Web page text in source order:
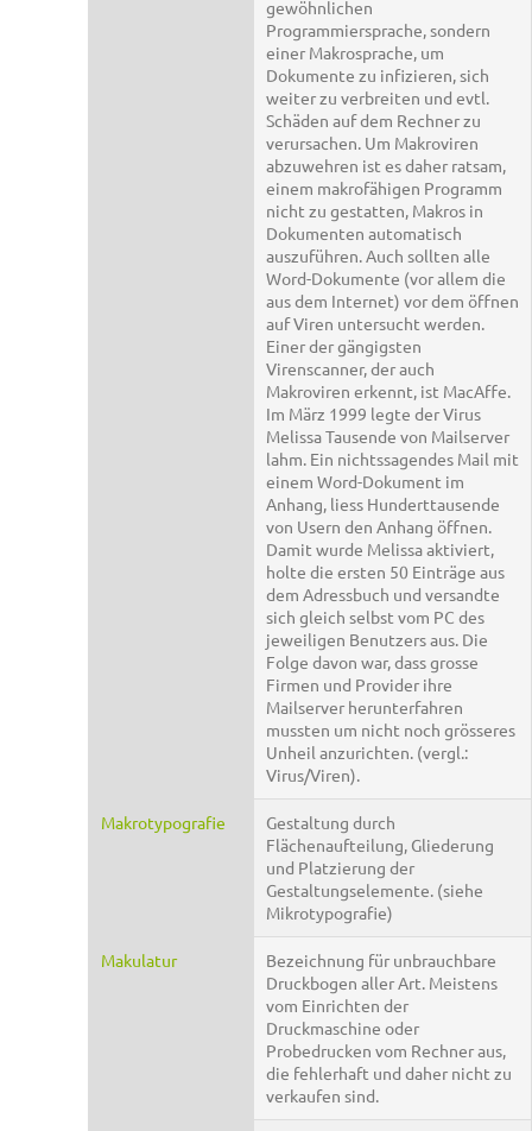
gewöhnlichen
Programmiersprache, sondern
einer Makrosprache, um
Dokumente zu infizieren, sich
weiter zu verbreiten und evtl.
Schäden auf dem Rechner zu
verursachen. Um Makroviren
abzuwehren ist es daher ratsam,
einem makrofähigen Programm
nicht zu gestatten, Makros in
Dokumenten automatisch
auszuführen. Auch sollten alle
Word-Dokumente (vor allem die
aus dem Internet) vor dem öffnen
auf Viren untersucht werden.
Einer der gängigsten
Virenscanner, der auch
Makroviren erkennt, ist MacAffe.
Im März 1999 legte der Virus
Melissa Tausende von Mailserver
lahm. Ein nichtssagendes Mail mit
einem Word-Dokument im
Anhang, liess Hunderttausende
von Usern den Anhang öffnen.
Damit wurde Melissa aktiviert,
holte die ersten 50 Einträge aus
dem Adressbuch und versandte
sich gleich selbst vom PC des
jeweiligen Benutzers aus. Die
Folge davon war, dass grosse
Firmen und Provider ihre
Mailserver herunterfahren
mussten um nicht noch grösseres
Unheil anzurichten. (vergl.:
Virus/Viren).
Makrotypografie
Gestaltung durch
Flächenaufteilung, Gliederung
und Platzierung der
Gestaltungselemente. (siehe
Mikrotypografie)
Makulatur
Bezeichnung für unbrauchbare
Druckbogen aller Art. Meistens
vom Einrichten der
Druckmaschine oder
Probedrucken vom Rechner aus,
die fehlerhaft und daher nicht zu
verkaufen sind.